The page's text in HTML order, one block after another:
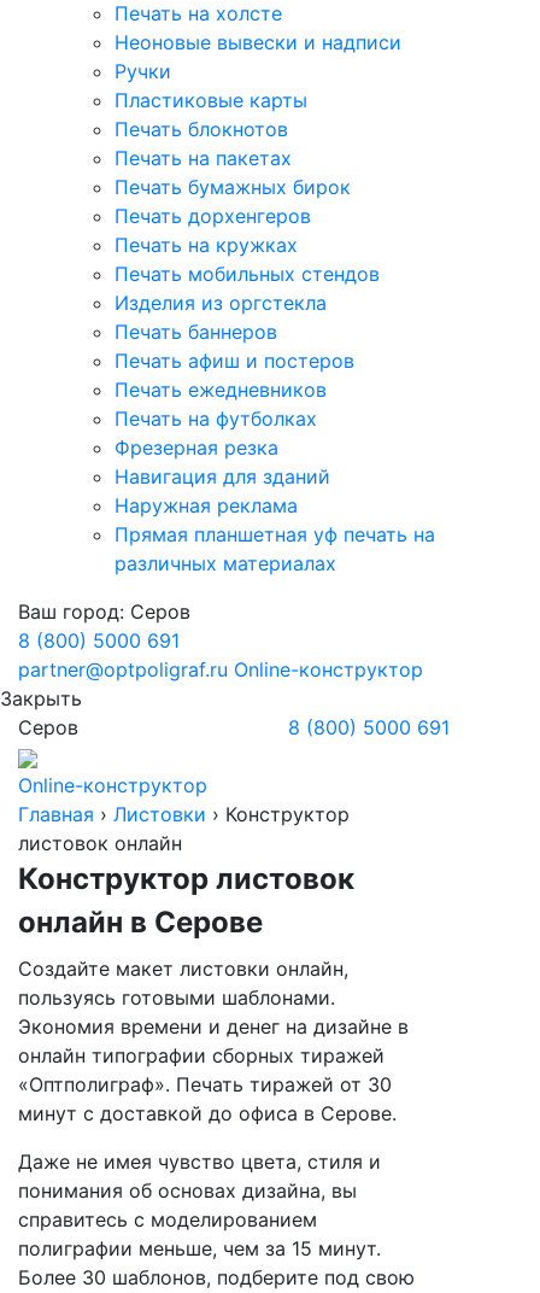
Печать на холсте
Неоновые вывески и надписи
Ручки
Пластиковые карты
Печать блокнотов
Печать на пакетах
Печать бумажных бирок
Печать дорхенгеров
Печать на кружках
Печать мобильных стендов
Изделия из оргстекла
Печать баннеров
Печать афиш и постеров
Печать ежедневников
Печать на футболках
Фрезерная резка
Навигация для зданий
Наружная реклама
Прямая планшетная уф печать на
различных материалах
Ваш город: Серов
8 (800) 5000 691
partner@optpoligraf.ru Online-конструктор
Закрыть
Серов
8 (800) 5000 691
Online-конструктор
Главная › Листовки › Конструктор
листовок онлайн
Конструктор листовок
онлайн в Серове
Создайте макет листовки онлайн,
пользуясь готовыми шаблонами.
Экономия времени и денег на дизайне в
онлайн типографии сборных тиражей
«Оптполиграф». Печать тиражей от 30
минут с доставкой до офиса в Серове.
Даже не имея чувство цвета, стиля и
понимания об основах дизайна, вы
справитесь с моделированием
полиграфии меньше, чем за 15 минут.
Более 30 шаблонов, подберите под свою